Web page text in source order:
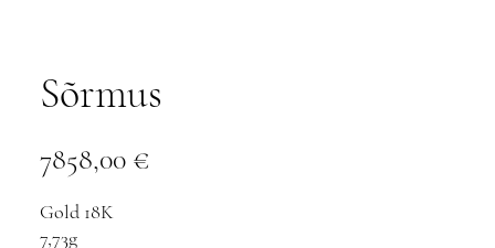
Sõrmus
7858,00 €
Gold 18K
7,73g